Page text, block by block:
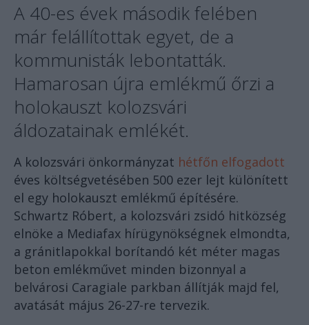
A 40-es évek második felében
már felállítottak egyet, de a
kommunisták lebontatták.
Hamarosan újra emlékmű őrzi a
holokauszt kolozsvári
áldozatainak emlékét.
A kolozsvári önkormányzat hétfőn elfogadott
éves költségvetésében 500 ezer lejt különített
el egy holokauszt emlékmű építésére.
Schwartz Róbert, a kolozsvári zsidó hitközség
elnöke a Mediafax hírügynökségnek elmondta,
a gránitlapokkal borítandó két méter magas
beton emlékművet minden bizonnyal a
belvárosi Caragiale parkban állítják majd fel,
avatását május 26-27-re tervezik.